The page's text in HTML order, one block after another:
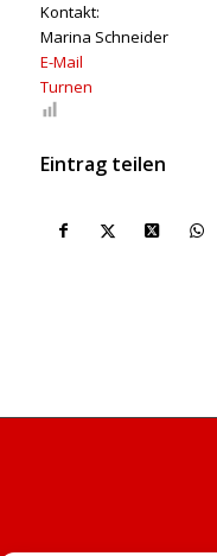
Kontakt:
Marina Schneider
E-Mail
Turnen
Eintrag teilen